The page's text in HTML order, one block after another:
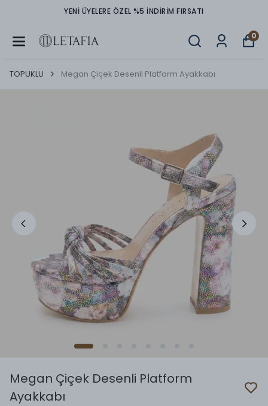
TÜM ÜRÜNLERDE PEŞİN FİYATINA 3 TAKSİT İMKANI
0
TOPUKLU Megan Çiçek Desenli Platform Ayakkabı
Megan Çiçek Desenli Platform
Ayakkabı